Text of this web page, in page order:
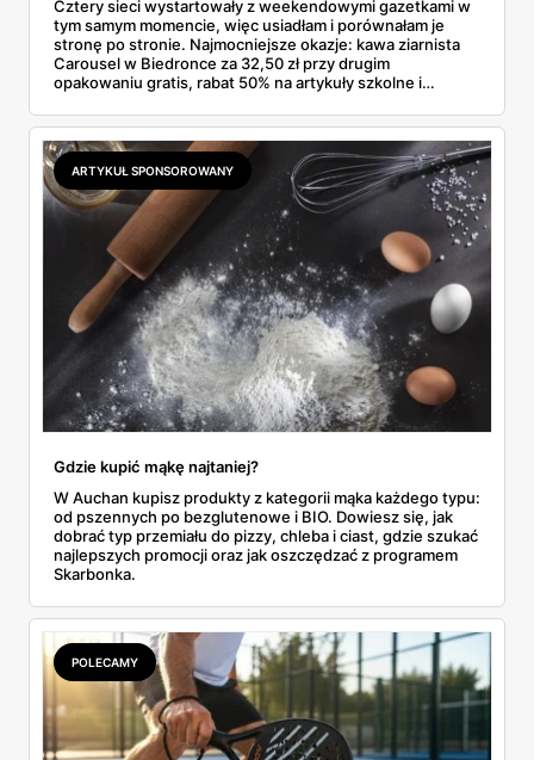
Cztery sieci wystartowały z weekendowymi gazetkami w
tym samym momencie, więc usiadłam i porównałam je
stronę po stronie. Najmocniejsze okazje: kawa ziarnista
Carousel w Biedronce za 32,50 zł przy drugim
opakowaniu gratis, rabat 50% na artykuły szkolne i
2,99 zł za kilogram, ale wyłącznie w sobotę z aplikacją. Aldi
odpowiada masłem za 2,99 zł. Werdykt w skrócie:
najwięcej wyciśniesz z Biedronki, po świeże warzywa jedź
do Aldi.
ARTYKUŁ SPONSOROWANY
Gdzie kupić mąkę najtaniej?
W Auchan kupisz produkty z kategorii mąka każdego typu:
od pszennych po bezglutenowe i BIO. Dowiesz się, jak
dobrać typ przemiału do pizzy, chleba i ciast, gdzie szukać
najlepszych promocji oraz jak oszczędzać z programem
Skarbonka.
POLECAMY